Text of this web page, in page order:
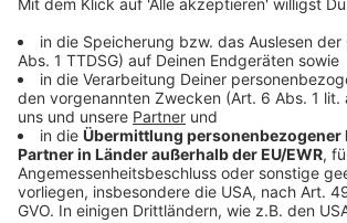
Anzeige
Wir benötigen Ihre
Zustimmung, um den
Video-Service zu
Wir verwenden einen